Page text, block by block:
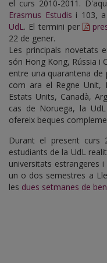
el curs 2010-2011.
Erasmus Estudis i 103, a
UdL. El termini per
22 de gener.
Les principals novetats
són Hong Kong, Rússia i
entre una quarantena de
com ara el Regne Unit,
Estats Units, Canadà,
cas de Noruega, la
ofereix beques
Durant el present curs
estudiants de la UdL
universitats estrangeres
un o dos semestres a
les dues setmanes de